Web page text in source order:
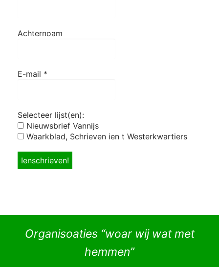
Achternoam
E-mail *
Selecteer lijst(en):
Nieuwsbrief Vannijs
Waarkblad, Schrieven ien t Westerkwartiers
Organisoaties “woar wij wat met
hemmen”